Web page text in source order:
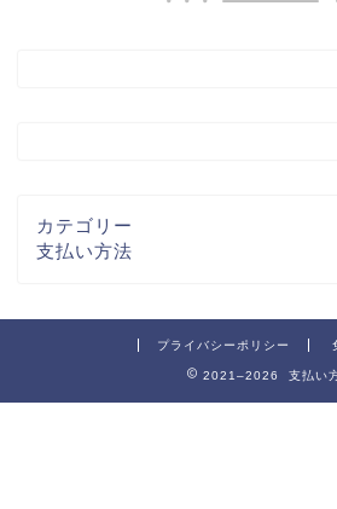
カテゴリー
支払い方法
プライバシーポリシー
2021–2026 支払い